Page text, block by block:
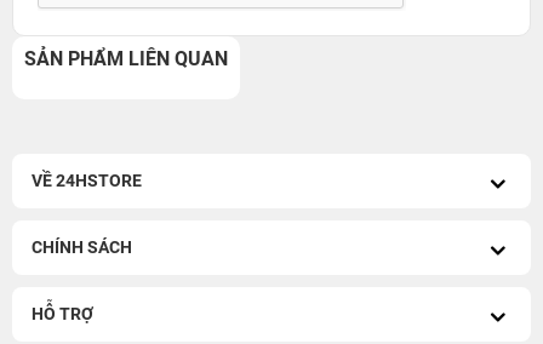
SẢN PHẨM LIÊN QUAN
VỀ 24HSTORE
CHÍNH SÁCH
HỖ TRỢ